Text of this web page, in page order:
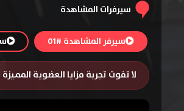
سيرفرات المشاهدة
سيرفر المشاهدة #01
لا تفوت تجربة مزايا العضوية